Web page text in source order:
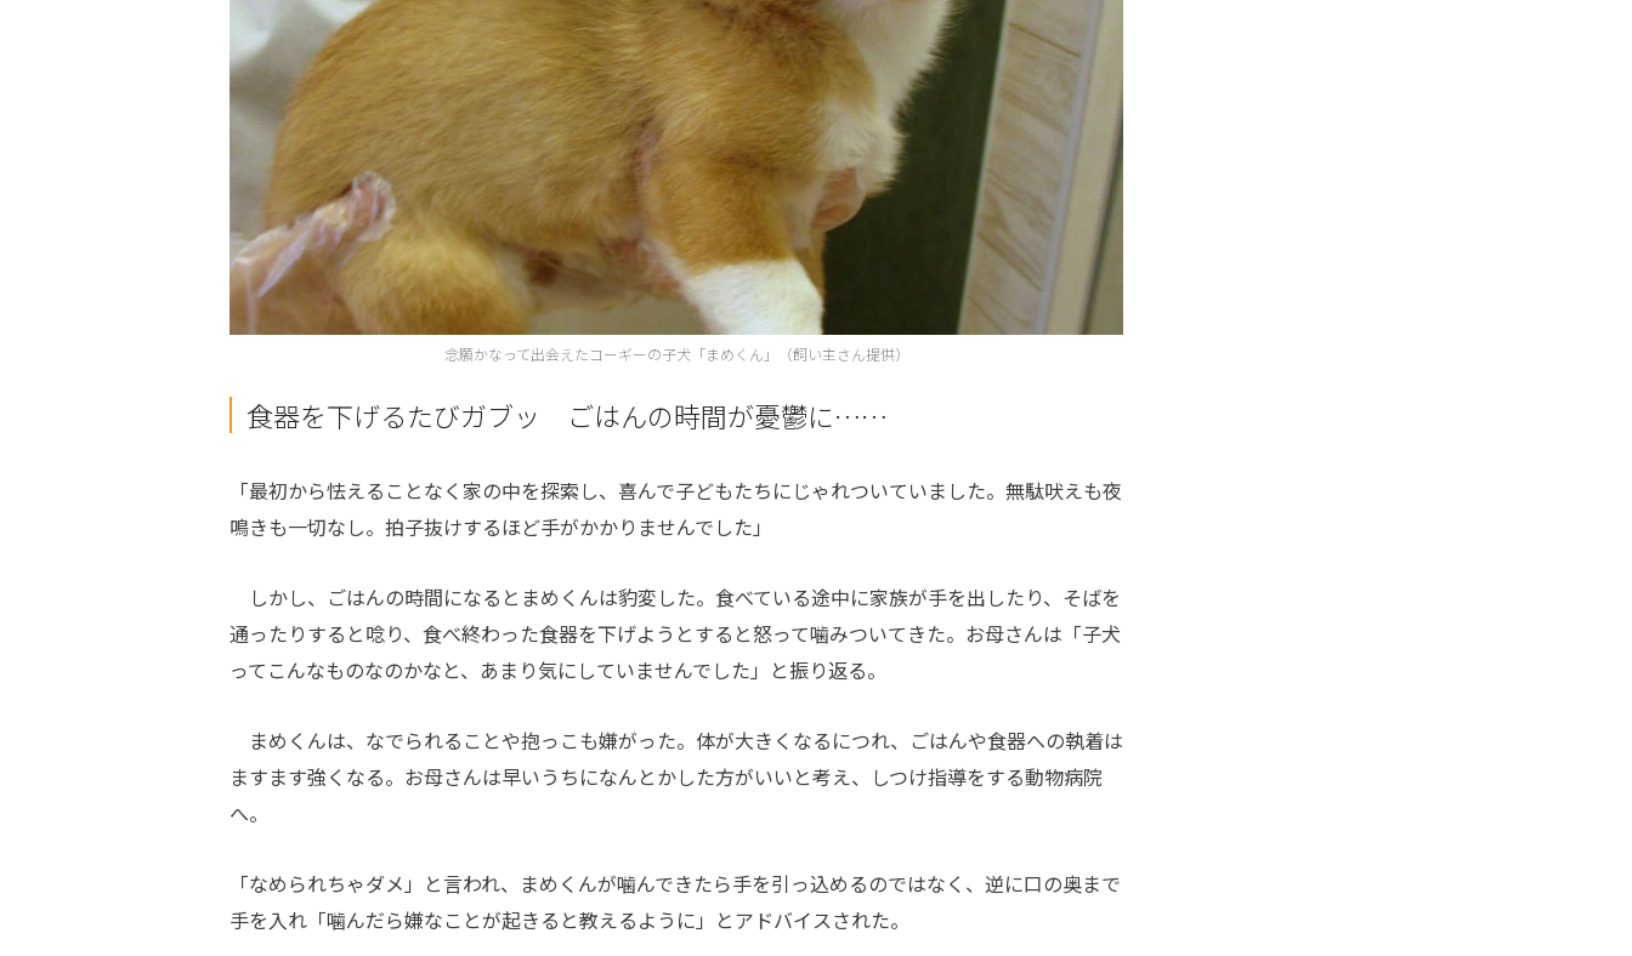
念願かなって出会えたコーギーの子犬「まめくん」（飼い主さん提供）
食器を下げるたびガブッ ごはんの時間が憂鬱に……
「最初から怯えることなく家の中を探索し、喜んで子どもたちにじゃれついていました。無駄吠えも夜
鳴きも一切なし。拍子抜けするほど手がかかりませんでした」
しかし、ごはんの時間になるとまめくんは豹変した。食べている途中に家族が手を出したり、そばを
通ったりすると唸り、食べ終わった食器を下げようとすると怒って噛みついてきた。お母さんは「子犬
ってこんなものなのかなと、あまり気にしていませんでした」と振り返る。
まめくんは、なでられることや抱っこも嫌がった。体が大きくなるにつれ、ごはんや食器への執着は
ますます強くなる。お母さんは早いうちになんとかした方がいいと考え、しつけ指導をする動物病院
へ。
「なめられちゃダメ」と言われ、まめくんが噛んできたら手を引っ込めるのではなく、逆に口の奥まで
手を入れ「噛んだら嫌なことが起きると教えるように」とアドバイスされた。